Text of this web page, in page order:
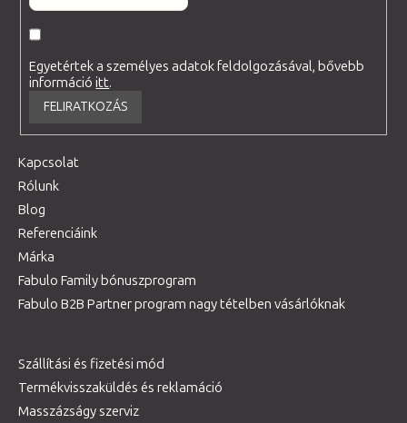
Egyetértek a személyes adatok feldolgozásával, bővebb
információitt.
FELIRATKOZÁS
Kapcsolat
Rólunk
Blog
Referenciáink
Márka
Fabulo Family bónuszprogram
Fabulo B2B Partner program nagy tételben vásárlóknak
Szállítási és fizetési mód
Termékvisszaküldés és reklamáció
Masszázságy szerviz